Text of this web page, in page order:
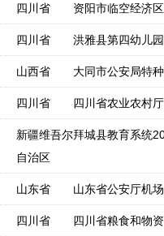
四川省 资阳市临空经济
四川省
山西省 大同市公安局特
四川省 四川省农业农村
新疆维吾尔
自治区
拜城县教育系统
山东省 山东省公安厅机
四川省 四川省粮食和物